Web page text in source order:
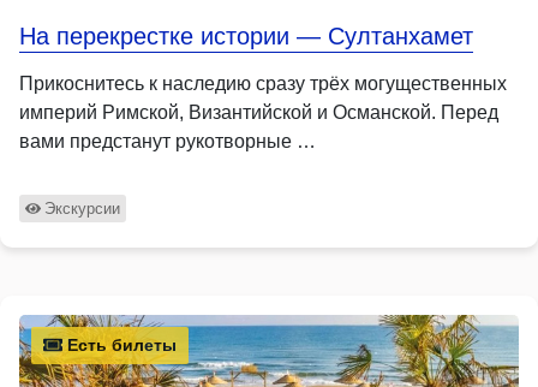
На перекрестке истории — Султанхамет
Прикоснитесь к наследию сразу трёх могущественных
империй Римской, Византийской и Османской. Перед
вами предстанут рукотворные …
Экскурсии
Есть билеты